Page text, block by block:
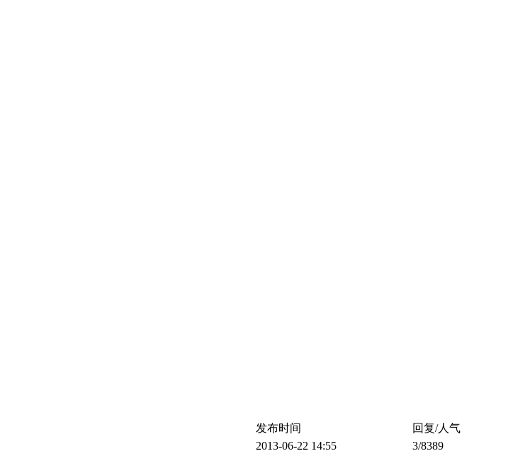
发布时间
回复/人气
2013-06-22 14:55 3/8389